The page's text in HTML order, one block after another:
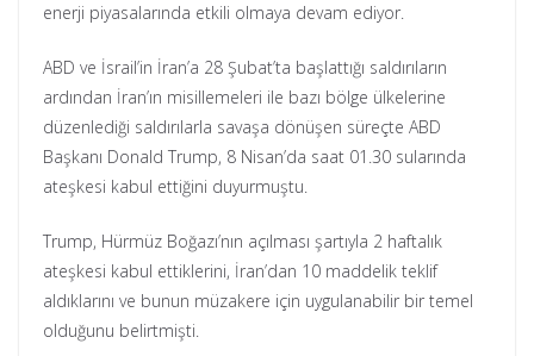
enerji piyasalarında etkili olmaya devam ediyor.
ABD ve İsrail’in İran’a 28 Şubat’ta başlattığı saldırıların
ardından İran’ın misillemeleri ile bazı bölge ülkelerine
düzenlediği saldırılarla savaşa dönüşen süreçte ABD
Başkanı Donald Trump, 8 Nisan’da saat 01.30 sularında
ateşkesi kabul ettiğini duyurmuştu.
Trump, Hürmüz Boğazı’nın açılması şartıyla 2 haftalık
ateşkesi kabul ettiklerini, İran’dan 10 maddelik teklif
aldıklarını ve bunun müzakere için uygulanabilir bir temel
olduğunu belirtmişti.